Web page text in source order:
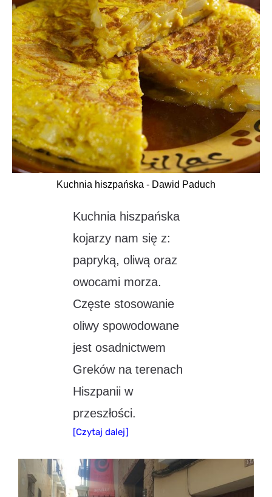
Kuchnia hiszpańska - Dawid Paduch
Kuchnia hiszpańska
kojarzy nam się z:
papryką, oliwą oraz
owocami morza.
Częste stosowanie
oliwy spowodowane
jest osadnictwem
Greków na terenach
Hiszpanii w
przeszłości.
[Czytaj dalej]